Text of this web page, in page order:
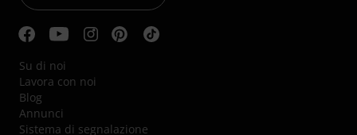
Su di noi
Lavora con noi
Blog
Annunci
Sistema di segnalazione